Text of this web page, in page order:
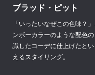
ブラッド・ピット
「いったいなぜこの色味？
ンボーカラーのような配色
識したコーデに仕上げたと
えるスタイリング。